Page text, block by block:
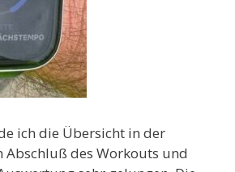
ich die Übersicht in der
Abschluß des Workouts und